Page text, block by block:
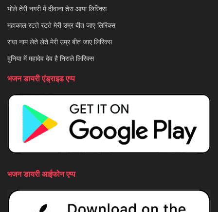
भोले तेरी नगरी में दीवाना तेरा आया लिरिक्स
महाकाल रटते रटते मेरी उम्र बीत जाए लिरिक्स
राधा नाम लेते लेते मेरी उम्र बीत जाए लिरिक्स
दुनिया में महादेव देव है निराले लिरिक्स
भजन डायरी एंड्राइड एप्प
भजन डायरी आईफोन एप्प